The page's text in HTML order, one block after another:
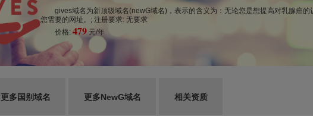
gives域名为新顶级域名(newG域名)，表示的含义为：无论您是想提高对乳腺癌
您需要的网址。; 注册要求: 无要求
价格: 479 元/年
更多国别域名 更多NewG域名 相关资质